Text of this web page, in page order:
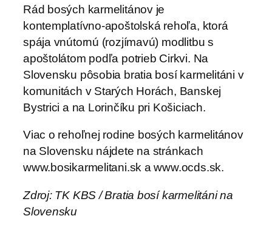
Rád bosých karmelitánov je
kontemplatívno-apoštolská rehoľa, ktorá
spája vnútornú (rozjímavú) modlitbu s
apoštolátom podľa potrieb Cirkvi. Na
Slovensku pôsobia bratia bosí karmelitáni v
komunitách v Starých Horách, Banskej
Bystrici a na Lorinčíku pri Košiciach.
Viac o rehoľnej rodine bosých karmelitánov
na Slovensku nájdete na stránkach
www.bosikarmelitani.sk a www.ocds.sk.
Zdroj: TK KBS / Bratia bosí karmelitáni na
Slovensku